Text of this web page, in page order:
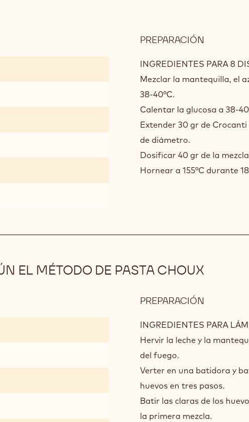
PREPARACIÓN
DE
INGREDIENTES PARA 8
Mezclar la mantequilla, el
38-40°C.
Calentar la glucosa a 38-
Extender 30 gr de Crocanti
de diámetro.
Dosificar 40 gr de la
Hornear a 155°C durante
EL MÉTODO DE PASTA CHOUX
PREPARACIÓN
DE
MÉTODO
DE
PASTA
CHOUX
INGREDIENTES PARA
Hervir la leche y la
del fuego.
Verter en una batidora y
huevos en tres pasos.
Batir las claras de los
la primera mezcla.